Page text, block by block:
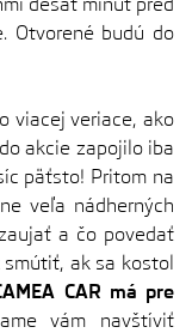
Otvorené budú do
viacej veriace, ako
akcie zapojilo iba
päťsto! Pritom na
veľa nádherných
a čo povedať
smútiť, ak sa kostol
CAR má pre
vám navštíviť